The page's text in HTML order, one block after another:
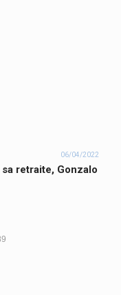
06/04/2022
retraite, Gonzalo